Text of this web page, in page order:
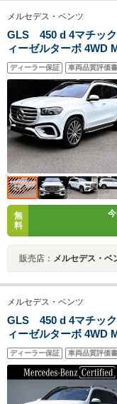
メルセデス・ベンツ
GLS 450 d 4マチッ
ィーゼルターボ 4WD
チAMGアルミホイー
ム・エアサスペンショ
ルーフ・ヘッドアッ
コントロール
ディーラー保証 車両品質評価
無
料
販売店： メルセデス・ベン
メルセデス・ベンツ
GLS 450 d 4マチッ
ィーゼルターボ 4WD
ィングルーフ ヘッド
ン レザーシート パ
ートベンチレーター
ペンション
ディーラー保証 車両品質評価